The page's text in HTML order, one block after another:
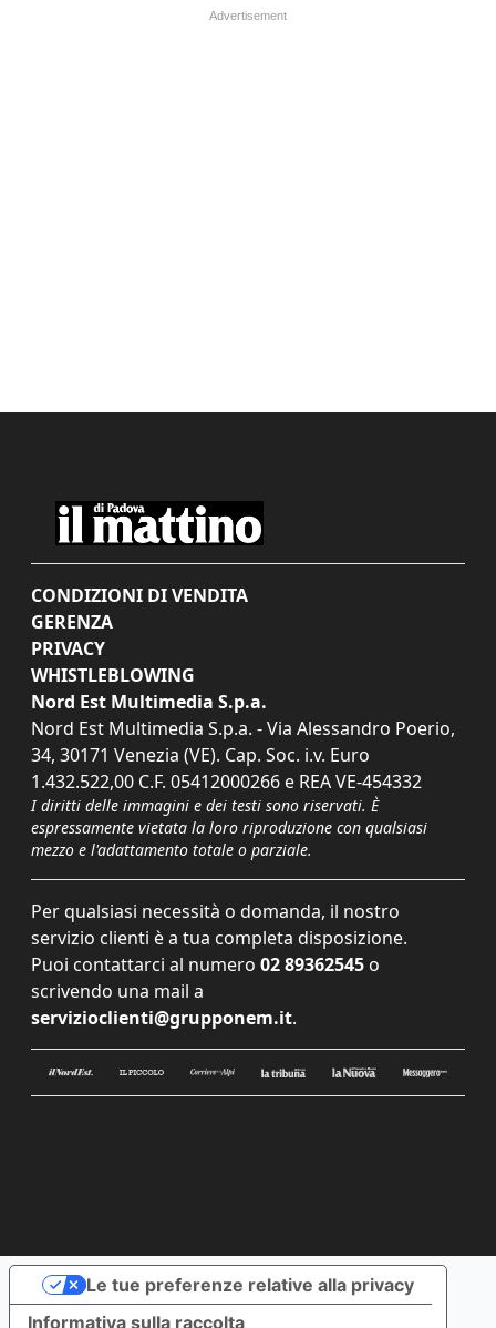
CONDIZIONI DI VENDITA
GERENZA
PRIVACY
WHISTLEBLOWING
Nord Est Multimedia S.p.a.
Nord Est Multimedia S.p.a. - Via Alessandro Poerio,
34, 30171 Venezia (VE). Cap. Soc. i.v. Euro
1.432.522,00 C.F. 05412000266 e REA VE-454332
I diritti delle immagini e dei testi sono riservati. È
espressamente vietata la loro riproduzione con qualsiasi
mezzo e l'adattamento totale o parziale.
Per qualsiasi necessità o domanda, il nostro
servizio clienti è a tua completa disposizione.
Puoi contattarci al numero 02 89362545 o
scrivendo una mail a
servizioclienti@grupponem.it.
Informativa sulla raccolta
Le tue preferenze relative alla privacy